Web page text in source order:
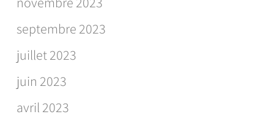
septembre 2023
juillet 2023
juin 2023
avril 2023